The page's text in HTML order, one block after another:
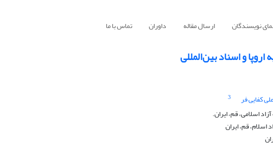
نویسندگان ارسال مقاله داوران تماس با ما
و اسناد بین‌المللی
کفایی فر
3
اسلامی، قم، ایران.
قم، ایران